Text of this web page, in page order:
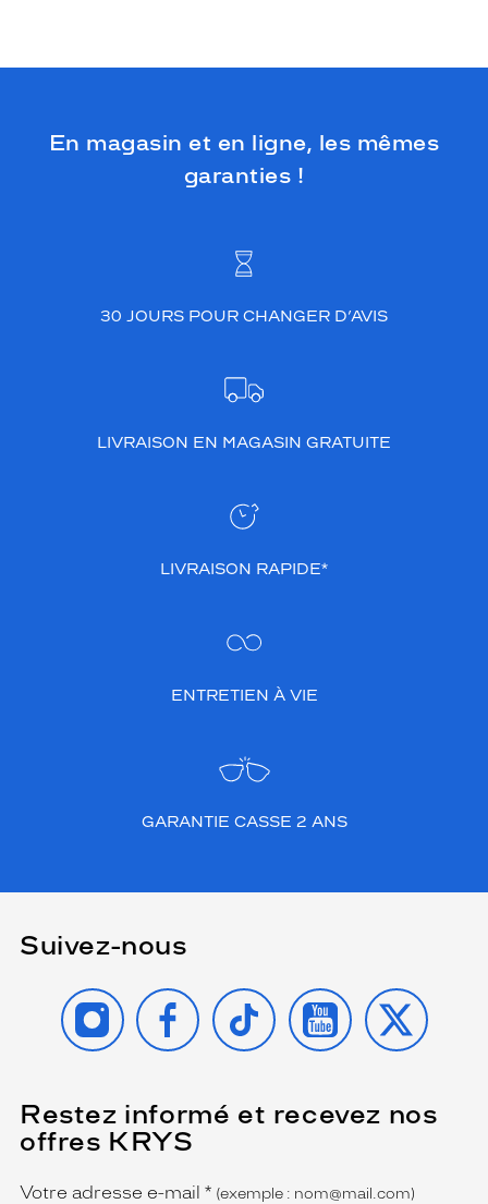
En magasin et en ligne, les mêmes
garanties !
30 JOURS POUR CHANGER D’AVIS
LIVRAISON EN MAGASIN GRATUITE
LIVRAISON RAPIDE*
ENTRETIEN À VIE
GARANTIE CASSE 2 ANS
Suivez-nous
INSTAGRAMFACEBOOK
TIKTOK YOUTUBE
X
Restez informé et recevez nos
offres KRYS
Name
Votre adresse e-mail *
(Ce
champ
est
obligatoire)
(exemple : nom@mail.com)